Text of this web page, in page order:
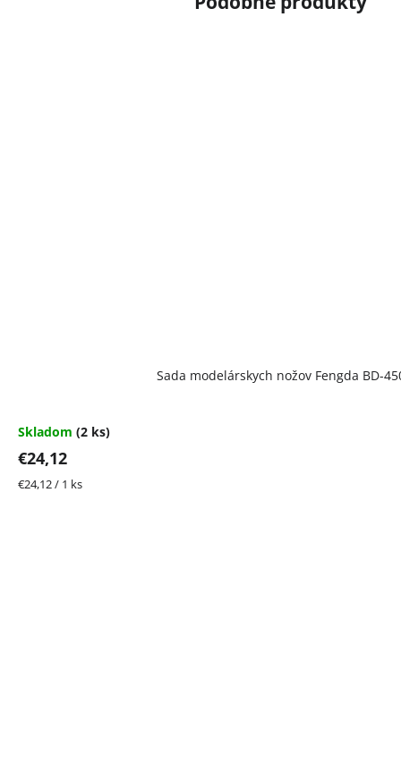
Sada modelárskych nožov Fengda BD-
Skladom (2 ks)
€24,12
Jednotková
€24,12 / 1 ks